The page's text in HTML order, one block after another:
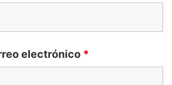
electrónico *